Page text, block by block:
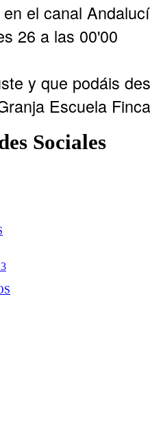
el canal
26 a las 00'00
y que podáis
Escuela
Sociales